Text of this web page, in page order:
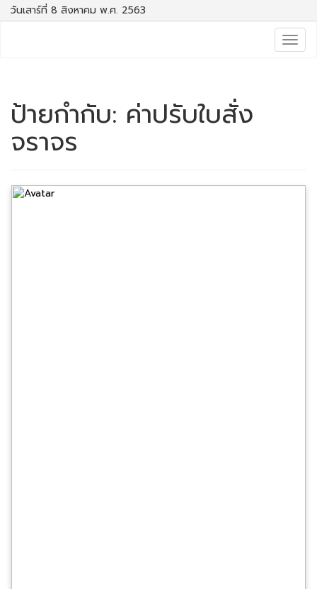
วันเสาร์ที่ 8 สิงหาคม พ.ศ. 2563
ป้ายกำกับ: ค่าปรับใบสั่ง
จราจร